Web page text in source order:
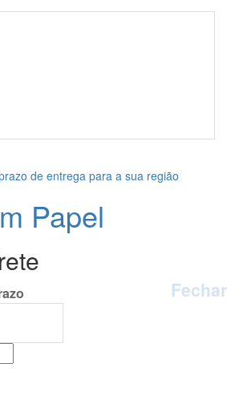
de entrega para a sua região
Papel
Fechar